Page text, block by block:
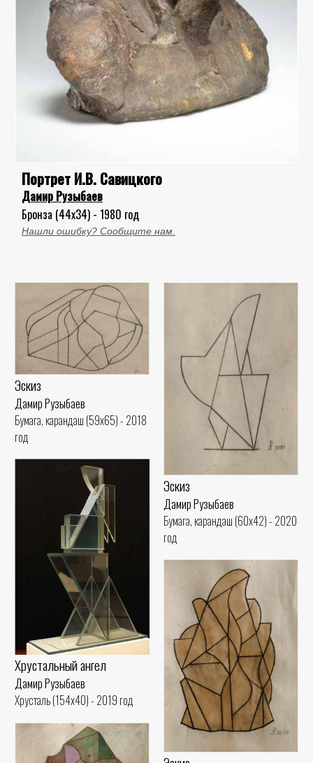
Портрет И.В. Савицкого
Дамир Рузыбаев
Бронза (44x34) - 1980 год
Нашли ошибку? Сообщите нам.
Эскиз
Дамир Рузыбаев
Бумага, карандаш (59x65) - 2018
год
Эскиз
Дамир Рузыбаев
Бумага, карандаш (60x42) - 2020
год
Хрустальный ангел
Дамир Рузыбаев
Хрусталь (154x40) - 2019 год